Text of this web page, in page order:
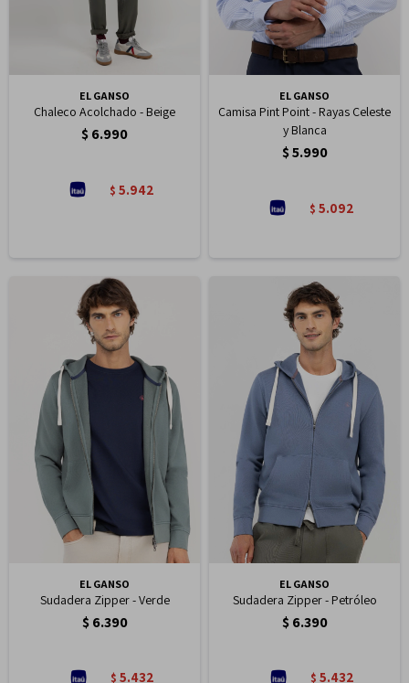
EL GANSO
Chaleco Acolchado - Beige
$6.990
$ 5.942
EL GANSO
Camisa Pint Point - Rayas Celeste
y Blanca
$5.990
$ 5.092
EL GANSO
Sudadera Zipper - Verde
$ 6.390
$ 5.432
EL GANSO
Sudadera Zipper - Petróleo
$ 6.390
$ 5.432